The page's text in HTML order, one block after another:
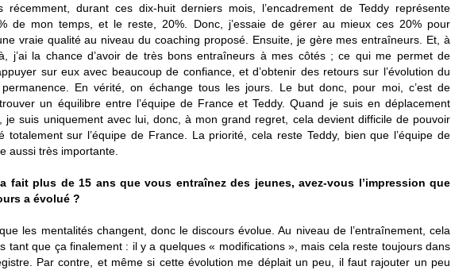
récemment, durant ces dix-huit derniers mois, l’encadrement de Teddy représente
de mon temps, et le reste, 20%. Donc, j’essaie de gérer au mieux ces 20% pour
vraie qualité au niveau du coaching proposé. Ensuite, je gère mes entraîneurs. Et, à
j’ai la chance d’avoir de très bons entraîneurs à mes côtés ; ce qui me permet de
sur eux avec beaucoup de confiance, et d’obtenir des retours sur l’évolution du
En vérité, on échange tous les jours. Le but donc, pour moi, c’est de
un équilibre entre l’équipe de France et Teddy. Quand je suis en déplacement
je suis uniquement avec lui, donc, à mon grand regret, cela devient difficile de pouvoir
totalement sur l’équipe de France. La priorité, cela reste Teddy, bien que l’équipe de
aussi très importante.
fait plus de 15 ans que vous entraînez des jeunes, avez-vous l’impression que
a évolué ?
les mentalités changent, donc le discours évolue. Au niveau de l’entraînement, cela
tant que ça finalement : il y a quelques « modifications », mais cela reste toujours dans
Par contre, et même si cette évolution me déplait un peu, il faut rajouter un peu